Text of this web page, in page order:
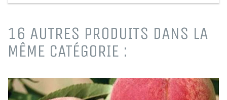
Plantes vertes
Petits jardins
Petit développement
Tigettes et échelles
Arbres
Oliviers
Petits fruits
Fruitiers nains et formés
Aromatiques et plantes
comestibles
16 AUTRES PRODUITS DANS LA
MÊME CATÉGORIE :